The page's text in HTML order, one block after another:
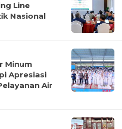
Line
Nasional
Minum
Apresiasi
Air